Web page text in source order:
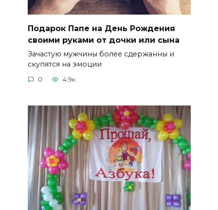
Подарок Папе на День Рождения
своими руками от дочки или сына
Зачастую мужчины более сдержанны и
скупятся на эмоции
0 4.9к.